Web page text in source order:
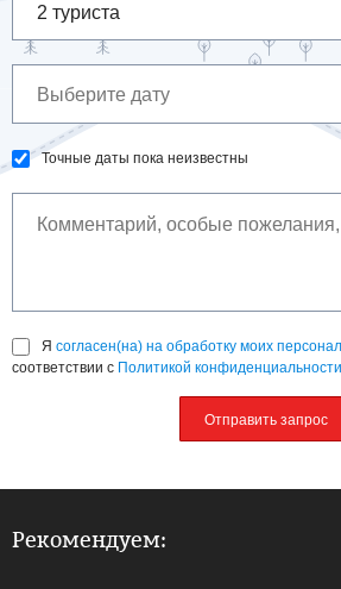
2 туриста
Точные даты пока неизвестны
Я согласен(на) на обработку моих
соответствии с Политикой конфиденциальности
Отправить запрос
Рекомендуем: